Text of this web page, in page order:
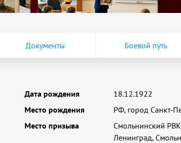
Документы Боевой путь
Дата рождения
18.12.1922
Место рождения
РФ, город Санкт-
Место призыва
Смольнинский
Ленинград,